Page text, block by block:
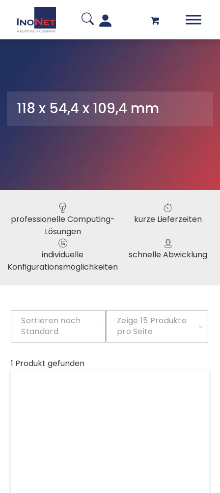
118 x 54,4 x 109,4 mm
professionelle Computing-
Lösungen
kurze Lieferzeiten
individuelle
Konfigurationsmöglichkeiten
schnelle Abwicklung
Sortieren nach
Standard
Zeige 15 Produkte
pro Seite
1 Produkt gefunden